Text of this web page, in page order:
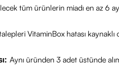
tüm ürünlerin miadı en az 6
VitaminBox hatası
Aynı üründen 3 adet üstünde